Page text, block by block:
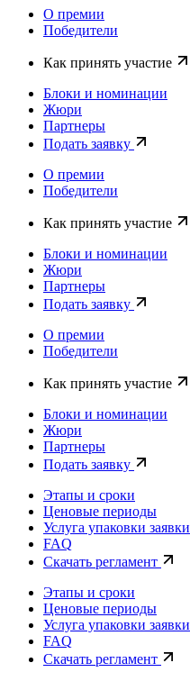
О премии
Победители
Как принять участие
Блоки и номинации
Жюри
Партнеры
Подать заявку
О премии
Победители
Как принять участие
Блоки и номинации
Жюри
Партнеры
Подать заявку
О премии
Победители
Как принять участие
Блоки и номинации
Жюри
Партнеры
Подать заявку
Этапы и сроки
Ценовые периоды
Услуга упаковки заявки
FAQ
Скачать регламент
Этапы и сроки
Ценовые периоды
Услуга упаковки заявки
FAQ
Скачать регламент